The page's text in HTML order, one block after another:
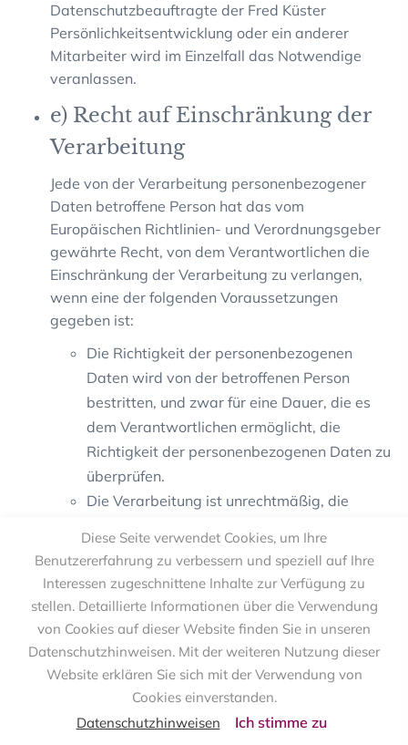
Datenschutzbeauftragte der Fred Küster
Persönlichkeitsentwicklung oder ein anderer
Mitarbeiter wird im Einzelfall das Notwendige
veranlassen.
e) Recht auf Einschränkung der
Verarbeitung
Jede von der Verarbeitung personenbezogener
Daten betroffene Person hat das vom
Europäischen Richtlinien- und Verordnungsgeber
gewährte Recht, von dem Verantwortlichen die
Einschränkung der Verarbeitung zu verlangen,
wenn eine der folgenden Voraussetzungen
gegeben ist:
Die Richtigkeit der personenbezogenen
Daten wird von der betroffenen Person
bestritten, und zwar für eine Dauer, die es
dem Verantwortlichen ermöglicht, die
Richtigkeit der personenbezogenen Daten zu
überprüfen.
Die Verarbeitung ist unrechtmäßig, die
personenbezogenen Daten ab und verlangt
stattdessen die Einschränkung der Nutzung
der personenbezogenen Daten.
Der Verantwortliche benötigt die
personenbezogenen Daten für die Zwecke
der Verarbeitung nicht länger, die betroffene
Person benötigt sie jedoch zur
Geltendmachung, Ausübung oder
Diese Seite verwendet Cookies, um Ihre
Benutzererfahrung zu verbessern und speziell auf Ihre
Interessen zugeschnittene Inhalte zur Verfügung zu
stellen. Detaillierte Informationen über die Verwendung
von Cookies auf dieser Website finden Sie in unseren
Datenschutzhinweisen. Mit der weiteren Nutzung dieser
Website erklären Sie sich mit der Verwendung von
Cookies einverstanden.
Datenschutzhinweisen
Ich stimme zu